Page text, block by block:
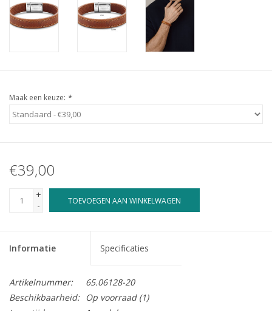
Maak een keuze: *
€39,00
+
-
TOEVOEGEN AAN WINKELWAGEN
Informatie Specificaties
Artikelnummer:
65.06128-20
Beschikbaarheid:
Op voorraad(1)